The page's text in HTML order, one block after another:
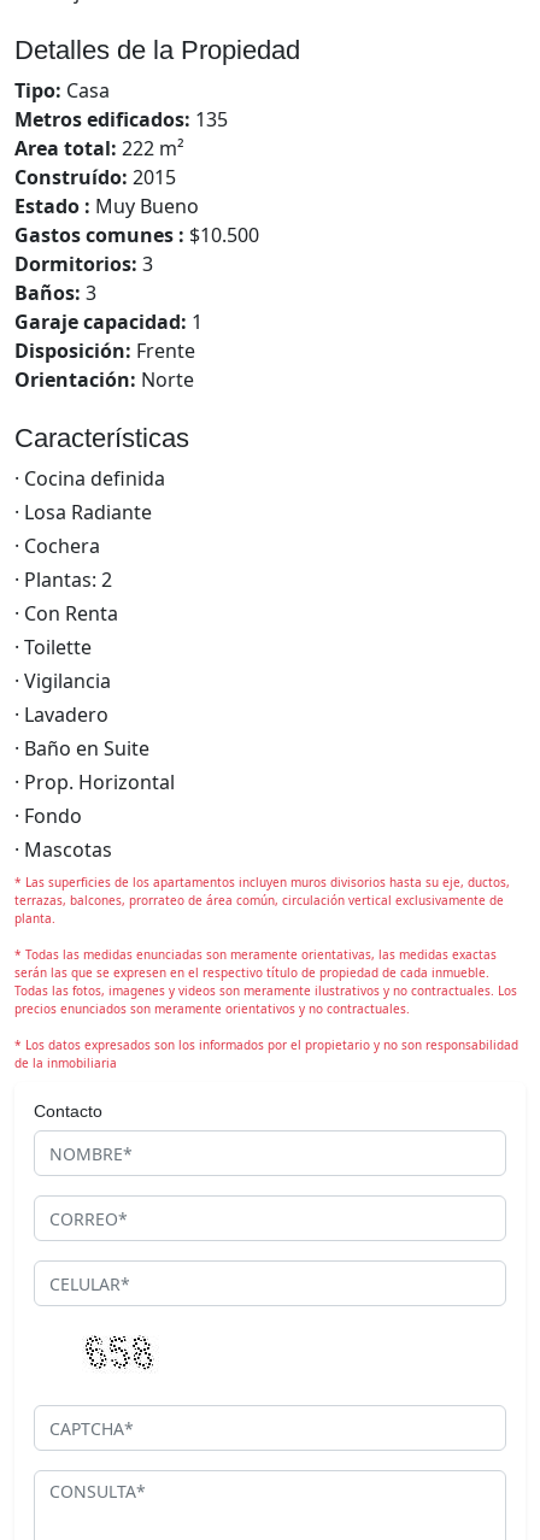
Detalles de la Propiedad
Tipo: Casa
Metros edificados: 135
Area total: 222 m²
Construído: 2015
Estado : Muy Bueno
Gastos comunes : $10.500
Dormitorios: 3
Baños: 3
Garaje capacidad: 1
Disposición: Frente
Orientación: Norte
Características
· Cocina definida
· Losa Radiante
· Cochera
· Plantas: 2
· Con Renta
· Toilette
· Vigilancia
· Lavadero
· Baño en Suite
· Prop. Horizontal
· Fondo
· Mascotas
* Las superficies de los apartamentos incluyen muros divisorios hasta su eje, ductos,
terrazas, balcones, prorrateo de área común, circulación vertical exclusivamente de
planta.
* Todas las medidas enunciadas son meramente orientativas, las medidas exactas
serán las que se expresen en el respectivo título de propiedad de cada inmueble.
Todas las fotos, imagenes y videos son meramente ilustrativos y no contractuales. Los
precios enunciados son meramente orientativos y no contractuales.
* Los datos expresados son los informados por el propietario y no son responsabilidad
de la inmobiliaria
Contacto